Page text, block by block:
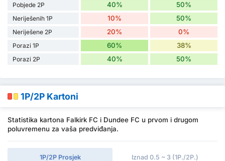
Pobjede 2P 40% 50%
Neriješenih 1P 10% 50%
Neriješene 2P 20% 0%
Porazi 1P 60% 38%
Porazi 2P 40% 50%
1P/2P Kartoni
Statistika kartona Falkirk FC i Dundee FC u prvom i drugom
poluvremenu za vaša predviđanja.
1P/2P Prosjek Iznad 0.5 ~ 3 (1P./2P.)